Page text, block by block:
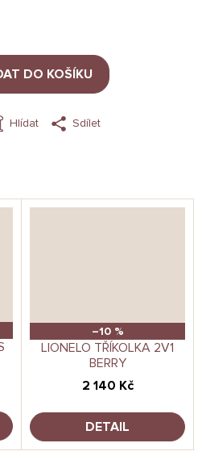
DO KOŠÍKU
Hlídat Sdílet
–10 %
LIONELO TŘÍKOLKA 2V1
BERRY
2 140 Kč
DETAIL